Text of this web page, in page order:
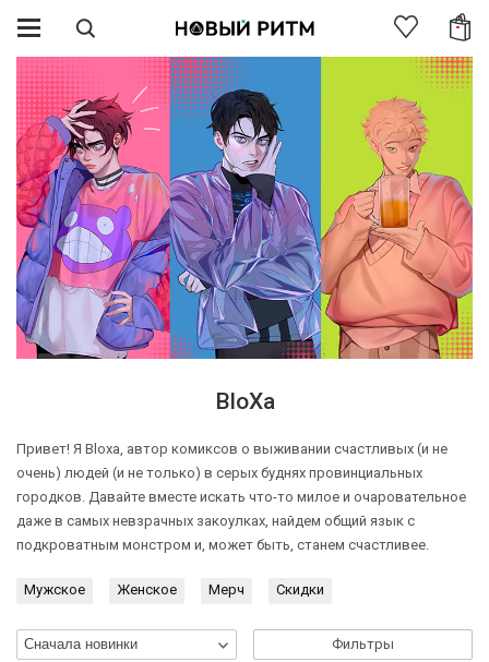
BloXa
Привет! Я Bloxa, автор комиксов о выживании счастливых (и не
очень) людей (и не только) в серых буднях провинциальных
городков. Давайте вместе искать что-то милое и очаровательное
даже в самых невзрачных закоулках, найдем общий язык с
подкроватным монстром и, может быть, станем счастливее.
Мужское Женское Мерч Скидки
Фильтры